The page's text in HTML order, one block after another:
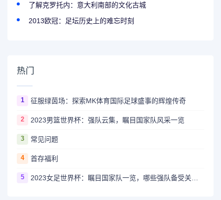
了解克罗托内：意大利南部的文化古城
2013欧冠：足坛历史上的难忘时刻
热门
1 征服绿茵场：探索MK体育国际足球盛事的辉煌传奇
2 2023男篮世界杯：强队云集，瞩目国家队风采一览
3 常见问题
4 首存福利
5